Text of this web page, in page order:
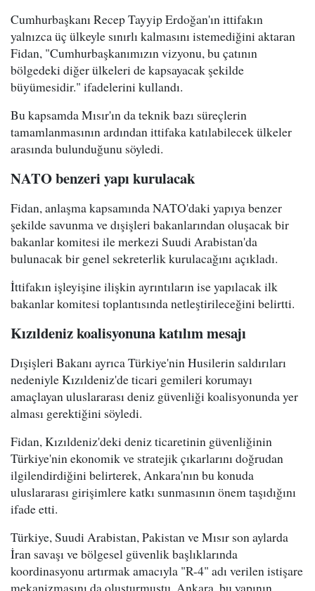
Cumhurbaşkanı Recep Tayyip Erdoğan'ın ittifakın
yalnızca üç ülkeyle sınırlı kalmasını istemediğini aktaran
Fidan, "Cumhurbaşkanımızın vizyonu, bu çatının
bölgedeki diğer ülkeleri de kapsayacak şekilde
büyümesidir." ifadelerini kullandı.
Bu kapsamda Mısır'ın da teknik bazı süreçlerin
tamamlanmasının ardından ittifaka katılabilecek ülkeler
arasında bulunduğunu söyledi.
NATO benzeri yapı kurulacak
Fidan, anlaşma kapsamında NATO'daki yapıya benzer
şekilde savunma ve dışişleri bakanlarından oluşacak bir
bakanlar komitesi ile merkezi Suudi Arabistan'da
bulunacak bir genel sekreterlik kurulacağını açıkladı.
İttifakın işleyişine ilişkin ayrıntıların ise yapılacak ilk
bakanlar komitesi toplantısında netleştirileceğini belirtti.
Kızıldeniz koalisyonuna katılım mesajı
Dışişleri Bakanı ayrıca Türkiye'nin Husilerin saldırıları
nedeniyle Kızıldeniz'de ticari gemileri korumayı
amaçlayan uluslararası deniz güvenliği koalisyonunda yer
alması gerektiğini söyledi.
Fidan, Kızıldeniz'deki deniz ticaretinin güvenliğinin
Türkiye'nin ekonomik ve stratejik çıkarlarını doğrudan
ilgilendirdiğini belirterek, Ankara'nın bu konuda
uluslararası girişimlere katkı sunmasının önem taşıdığını
ifade etti.
Türkiye, Suudi Arabistan, Pakistan ve Mısır son aylarda
İran savaşı ve bölgesel güvenlik başlıklarında
koordinasyonu artırmak amacıyla "R-4" adı verilen istişare
mekanizmasını da oluşturmuştu. Ankara, bu yapının